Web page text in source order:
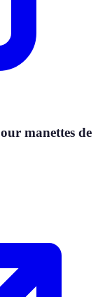
manettes de